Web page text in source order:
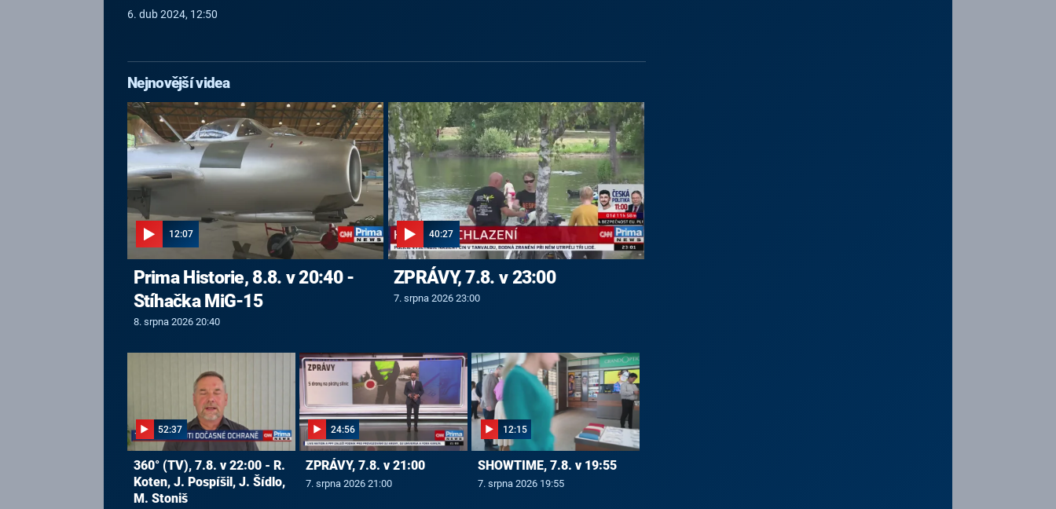
6. dub 2024, 12:50
Nejnovější videa
12:07
Prima Historie, 8.8. v 20:40 -
Stíhačka MiG-15
8. srpna 2026 20:40
40:27
ZPRÁVY, 7.8. v 23:00
7. srpna 2026 23:00
52:37
360° (TV), 7.8. v 22:00 - R.
Koten, J. Pospíšil, J. Šídlo,
M. Stoniš
24:56
ZPRÁVY, 7.8. v 21:00
7. srpna 2026 21:00
12:15
SHOWTIME, 7.8. v 19:55
7. srpna 2026 19:55